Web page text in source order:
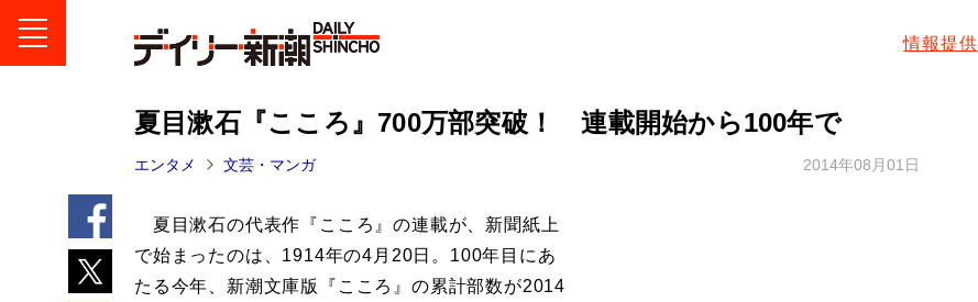
情報提供
夏目漱石『こころ』700万部突破！ 連載開始から100年で
エンタメ 文芸・マンガ 2014年08月01日
夏目漱石の代表作『こころ』の連載が、新聞紙上
で始まったのは、1914年の4月20日。100年目にあ
たる今年、新潮文庫版『こころ』の累計部数が2014